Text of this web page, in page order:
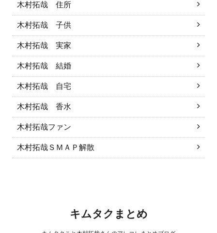
木村拓哉 住所
木村拓哉 子供
木村拓哉 実家
木村拓哉 結婚
木村拓哉 自宅
木村拓哉 香水
木村拓哉ファン
木村拓哉ＳＭＡＰ解散
キムタクまとめ